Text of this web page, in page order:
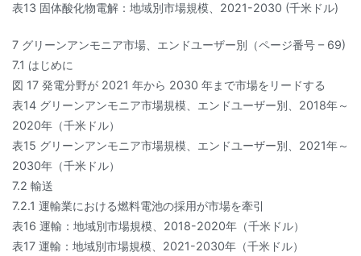
表13 固体酸化物電解：地域別市場規模、2021-2030 (千米ドル)
7 グリーンアンモニア市場、エンドユーザー別（ページ番号 – 69)
7.1 はじめに
図 17 発電分野が 2021 年から 2030 年まで市場をリードする
表14 グリーンアンモニア市場規模、エンドユーザー別、2018年～
2020年（千米ドル）
表15 グリーンアンモニア市場規模、エンドユーザー別、2021年～
2030年（千米ドル）
7.2 輸送
7.2.1 運輸業における燃料電池の採用が市場を牽引
表16 運輸：地域別市場規模、2018-2020年（千米ドル）
表17 運輸：地域別市場規模、2021-2030年（千米ドル）